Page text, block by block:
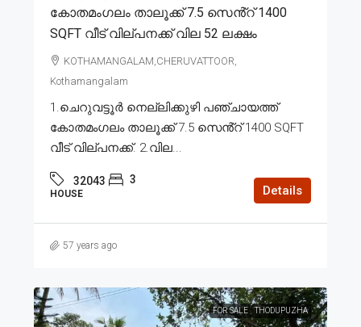
കോതമംഗലം താലൂക്ക് 7.5 സെൻ്റ് 1400
SQFT വീട് വില്പനക്ക് വില 52 ലക്ഷം
KOTHAMANGALAM,CHERUVATTOOR,
Kothamangalam
1.ചെറുവട്ടൂർ നെല്ലിക്കുഴി പഞ്ചായത്ത്
കോതമംഗലം താലൂക്ക് 7.5 സെൻ്റ് 1400 SQFT
വീട് വില്പനക്ക്. 2.വില...
32043 3
HOUSE Details
57 years ago
FOR SALE THODUPUZHA